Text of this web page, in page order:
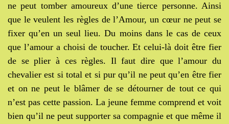
ne peut tomber amoureux d’une tierce personne. Ainsi
que le veulent les règles de l’Amour, un cœur ne peut se
fixer qu’en un seul lieu. Du moins dans le cas de ceux
que l’amour a choisi de toucher. Et celui-là doit être fier
de se plier à ces règles. Il faut dire que l’amour du
chevalier est si total et si pur qu’il ne peut qu’en être fier
et on ne peut le blâmer de se détourner de tout ce qui
n’est pas cette passion. La jeune femme comprend et voit
bien qu’il ne peut supporter sa compagnie et que même il